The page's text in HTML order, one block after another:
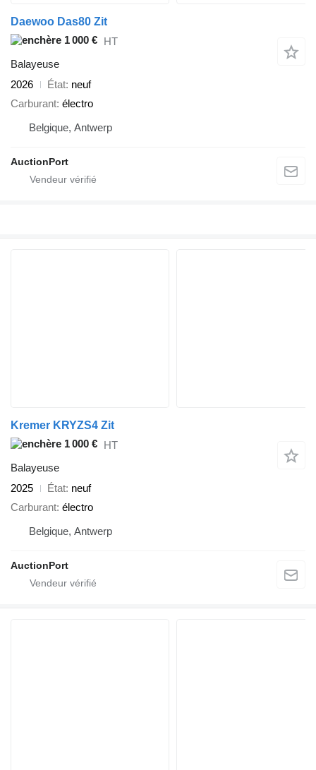
Daewoo Das80 Zit
1 000 € HT
Balayeuse
2026
État neuf
Carburant électro
Belgique, Antwerp
AuctionPort
Kremer KRYZS4 Zit
1 000 € HT
Balayeuse
2025
État neuf
Carburant électro
Belgique, Antwerp
AuctionPort